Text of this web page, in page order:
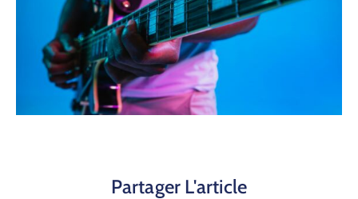
Partager L'article